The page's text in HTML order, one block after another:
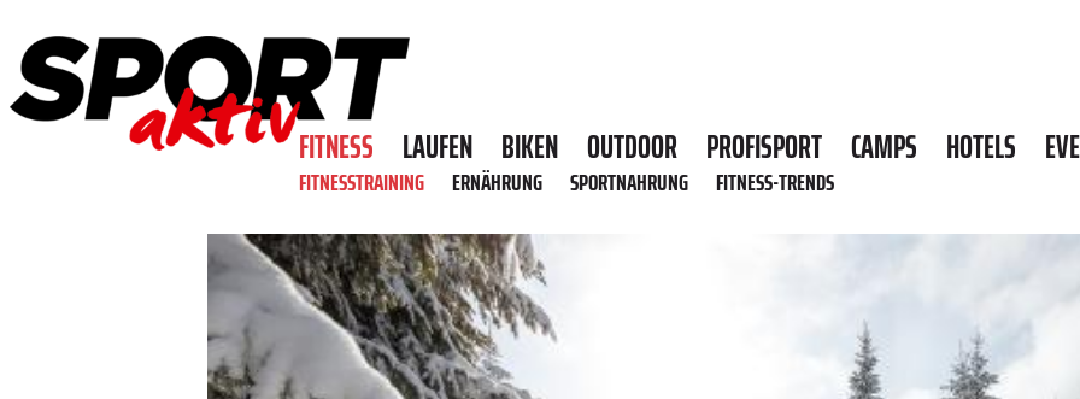
FITNESS LAUFEN BIKEN OUTDOOR PROFISPORT CAMPS HOTELS
FITNESSTRAINING ERNÄHRUNG SPORTNAHRUNG FITNESS-TRENDS